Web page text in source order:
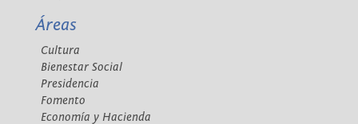
Áreas
Cultura
Bienestar Social
Presidencia
Fomento
Economía y Hacienda